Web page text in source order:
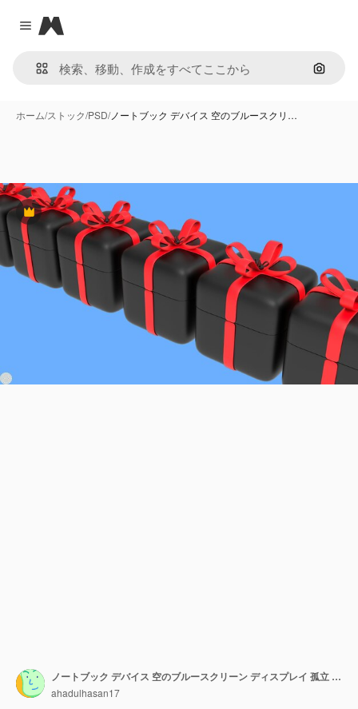
Close menu
Magnific
画像で
ホーム/ストック/PSD/ノートブック デバイス 空のブルースクリ…
Premium
ノートブック デバイス 空のブルースクリーン ディスプレイ 孤立 3D リアリズム レンダリング
ahadulhasan17